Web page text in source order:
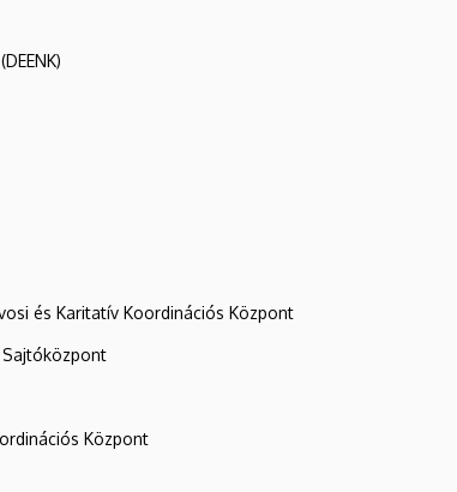
és Karitatív Koordinációs Központ
Központ